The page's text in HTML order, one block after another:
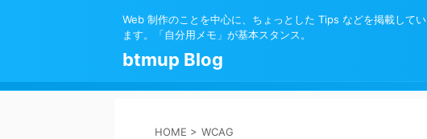
Web 制作のことを中心に、ちょっとした Tips などを掲載してい
ます。「自分用メモ」が基本スタンス。
btmup Blog
HOME > WCAG